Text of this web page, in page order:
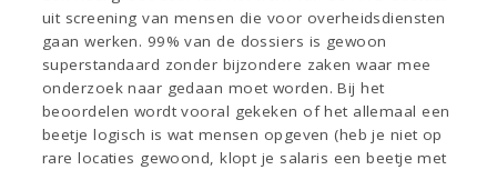
uit screening van mensen die voor overheidsdiensten
gaan werken. 99% van de dossiers is gewoon
superstandaard zonder bijzondere zaken waar mee
onderzoek naar gedaan moet worden. Bij het
beoordelen wordt vooral gekeken of het allemaal een
beetje logisch is wat mensen opgeven (heb je niet op
rare locaties gewoond, klopt je salaris een beetje met